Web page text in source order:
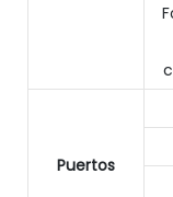
Puertos